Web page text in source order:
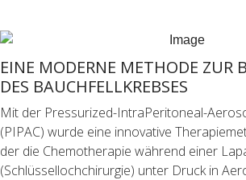
EINE MODERNE METHODE ZUR
DES BAUCHFELLKREBSES
Mit der Pressurized-IntraPeritoneal-
(PIPAC) wurde eine innovative
der die Chemotherapie während einer
(Schlüssellochchirurgie) unter Druck in